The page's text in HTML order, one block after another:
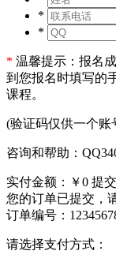
*
*
* 温馨提示：报名
到您报名时填写的
课程。
(验证码仅供一个账
咨询和帮助：
实付金额： ￥0 提
您的订单已提交，
订单编号：
请选择支付方式：